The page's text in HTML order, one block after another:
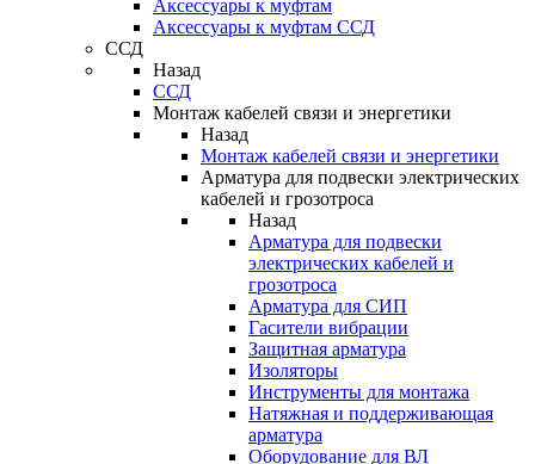
Аксессуары к муфтам
Аксессуары к муфтам ССД
ССД
Назад
ССД
Монтаж кабелей связи и энергетики
Назад
Монтаж кабелей связи и энергетики
Арматура для подвески электрических
кабелей и грозотроса
Назад
Арматура для подвески
электрических кабелей и
грозотроса
Арматура для СИП
Гасители вибрации
Защитная арматура
Изоляторы
Инструменты для монтажа
Натяжная и поддерживающая
арматура
Оборудование для ВЛ